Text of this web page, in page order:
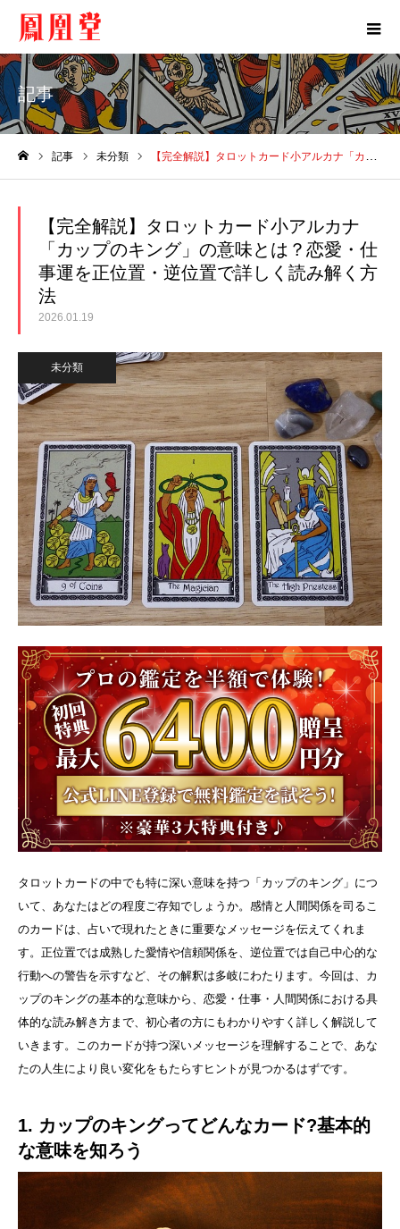
記事
記事 未分類 【完全解説】タロットカード小アルカナ「カップのキング」の意味とは？恋愛・仕事運を正位置・逆位置で詳しく読み解く方法
【完全解説】タロットカード小アルカナ
「カップのキング」の意味とは？恋愛・仕
事運を正位置・逆位置で詳しく読み解く方
法
2026.01.19
未分類
タロットカードの中でも特に深い意味を持つ「カップのキング」につ
いて、あなたはどの程度ご存知でしょうか。感情と人間関係を司るこ
のカードは、占いで現れたときに重要なメッセージを伝えてくれま
す。正位置では成熟した愛情や信頼関係を、逆位置では自己中心的な
行動への警告を示すなど、その解釈は多岐にわたります。今回は、カ
ップのキングの基本的な意味から、恋愛・仕事・人間関係における具
体的な読み解き方まで、初心者の方にもわかりやすく詳しく解説して
いきます。このカードが持つ深いメッセージを理解することで、あな
たの人生により良い変化をもたらすヒントが見つかるはずです。
1. カップのキングってどんなカード?基本的
な意味を知ろう